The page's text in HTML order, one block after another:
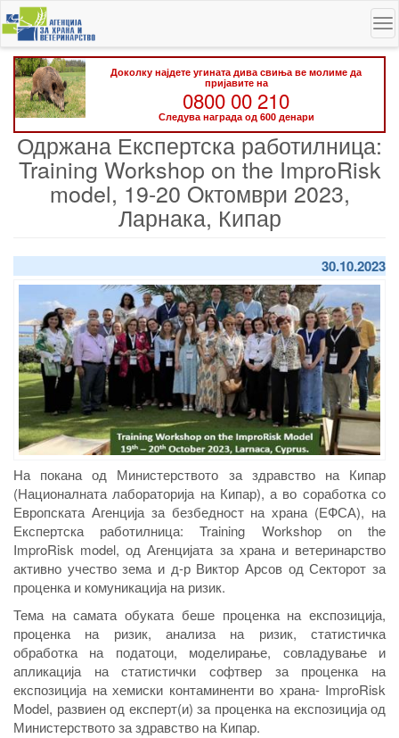
Skip
to
main
content
Доколку најдете угината дива свиња ве молиме да
пријавите на
0800 00 210
Следува награда од 600 денари
Одржана Експертска работилница:
Training Workshop on the ImproRisk
model, 19-20 Oктомври 2023,
Ларнака, Кипар
30.10.2023
На покана од Министерството за здравство на Кипар
(Националната лабораторија на Кипар), а во соработка со
Европската Агенција за безбедност на храна (ЕФСА), на
Експертска работилница: Training Workshop on the
ImproRisk model, од Агенцијата за храна и ветеринарство
активно учество зема и д-р Виктор Арсов од Секторот за
проценка и комуникација на ризик.
Тема на самата обуката беше проценка на експозиција,
проценка на ризик, анализа на ризик, статистичка
обработка на податоци, моделирање, совладување и
апликација на статистички софтвер за проценка на
експозиција на хемиски контаминенти во храна- ImproRisk
Model, развиен од експерт(и) за проценка на експозиција од
Министерството за здравство на Кипар.